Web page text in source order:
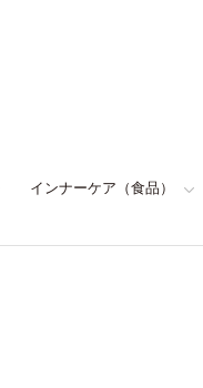
インナーケア（食品）